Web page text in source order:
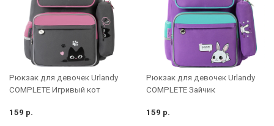
Рюкзак для девочек Urlandy
COMPLETE Игривый кот
159 р.
Рюкзак для девочек Urlandy
COMPLETE Зайчик
159 р.